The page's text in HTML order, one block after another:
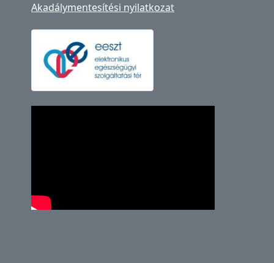
Akadálymentesítési nyilatkozat